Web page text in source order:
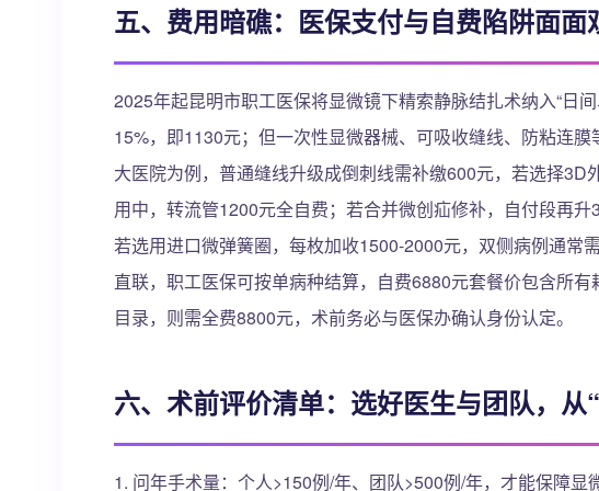
五、费用暗礁：医保支付与自费陷阱面面
2025年起昆明市职工医保将显微镜下精索静脉结扎术纳入“日
15%，即1130元；但一次性显微器械、可吸收缝线、防粘连
大医院为例，普通缝线升级成倒刺线需补缴600元，若选择
用中，转流管1200元全自费；若合并微创疝修补，自付段再
若选用进口微弹簧圈，每枚加收1500-2000元，双侧病例通常
直联，职工医保可按单病种结算，自费6880元套餐价包含所
目录，则需全费8800元，术前务必与医保办确认身份认定。
六、术前评价清单：选好医生与团队，从
1. 问年手术量：个人>150例/年、团队>500例/年，才能保障